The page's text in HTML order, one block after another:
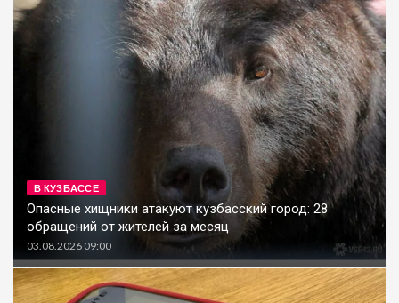
В КУЗБАССЕ
Опасные хищники атакуют кузбасский город: 28
обращений от жителей за месяц
03.08.2026 09:00